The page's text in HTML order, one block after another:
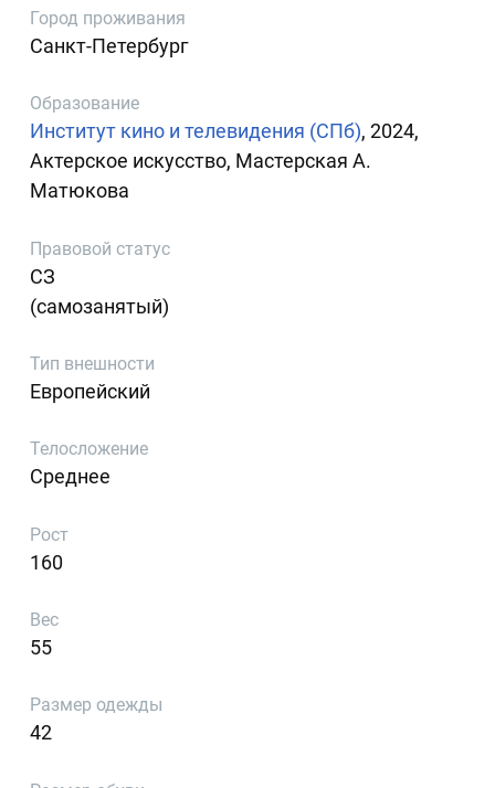
Город проживания
Санкт-Петербург
Образование
Институт кино и телевидения (СПб), 2024,
Актерское искусство, Мастерская А.
Матюкова
Правовой статус
СЗ
(самозанятый)
Тип внешности
Европейский
Телосложение
Среднее
Рост
160
Вес
55
Размер одежды
42